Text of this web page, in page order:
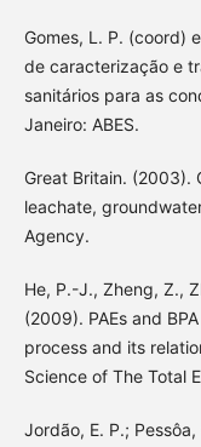
Gomes, L. P. (coord)
de caracterização e
sanitários para as
Janeiro: ABES.
Great Britain. (2003).
leachate,
Agency.
He, P.-J., Zheng, Z.,
(2009). PAEs and
process and its
Science of The Total
Jordão, E. P.;